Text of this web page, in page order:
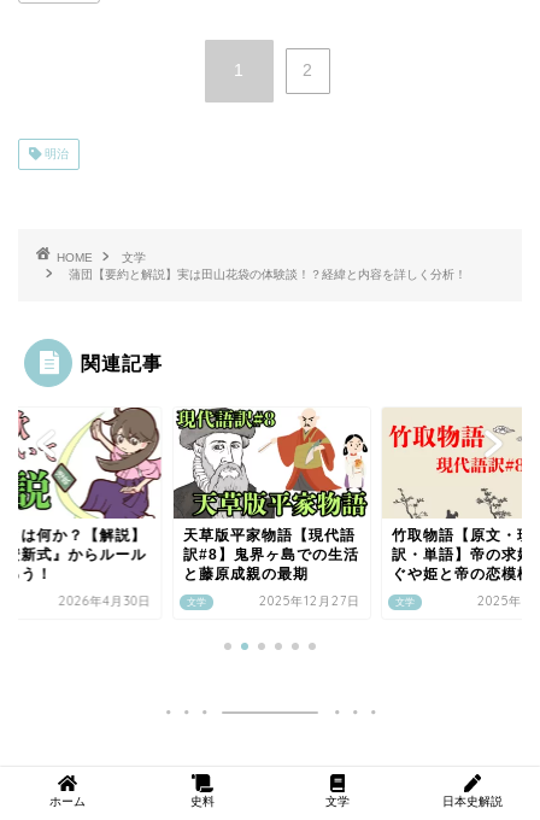
1 2
明治
HOME
文学
蒲団【要約と解説】実は田山花袋の体験談！？経緯と内容を詳しく分析！
関連記事
とは何か？【解説】
安新式』からルール
う！
2026年4月30日 文学
天草版平家物語【現代語
訳#8】鬼界ヶ島での生活
と藤原成親の最期
2025年12月27日 文学
竹取物語【原文・現
訳・単語】帝の求婚
ぐや姫と帝の恋模様
2025年3
ホーム 史料 文学 日本史解説